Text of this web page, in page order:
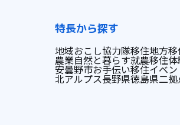
特長から探す
地域おこし協力隊移住地方
農業自然と暮らす就農移住
安曇野市お手伝い移住イベ
北アルプス長野県徳島県二